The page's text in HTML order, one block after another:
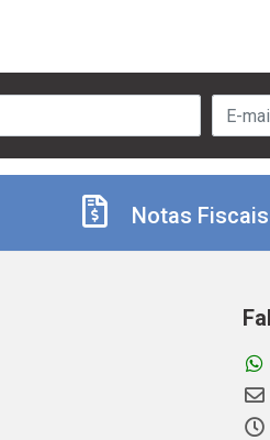
Notas Fiscais